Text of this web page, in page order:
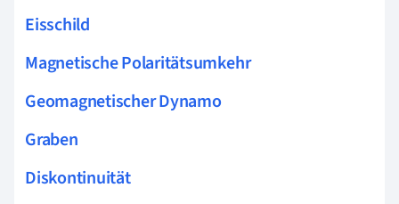
Eisschild
Magnetische Polaritätsumkehr
Geomagnetischer Dynamo
Graben
Diskontinuität